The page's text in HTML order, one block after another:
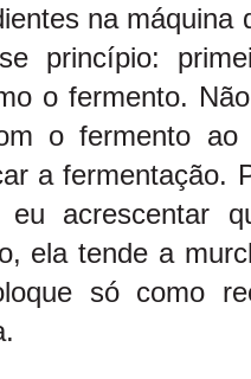
na máquina
princípio:
o fermento.
o fermento ao
a fermentação.
acrescentar
ela tende a
só como